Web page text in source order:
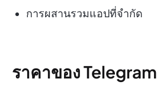
การผสานรวมแอปที่จำกัด
ราคาของ Telegram